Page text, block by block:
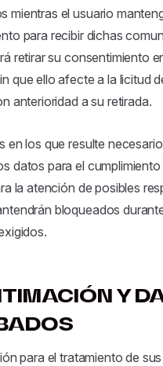
mientras el usuario
para recibir dichas
retirar su consentimiento
que ello afecte a la licitud
anterioridad a su retirada.
en los que resulte
datos para el
la atención de posibles
bloqueados
Y
para el tratamiento de